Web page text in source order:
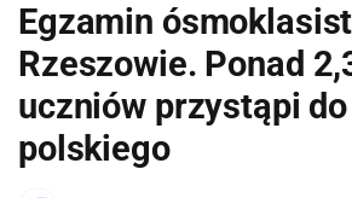
Egzamin
Rzeszowie. Ponad
uczniów przystąpi
polskiego